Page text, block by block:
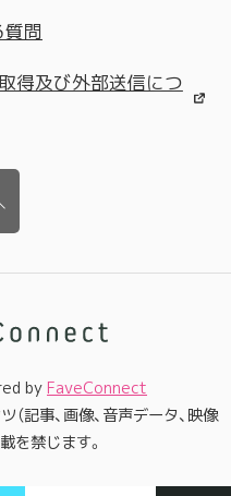
問
得及び外部送信につ
by FaveConnect
記事、画像、音声データ、映像
を禁じます。